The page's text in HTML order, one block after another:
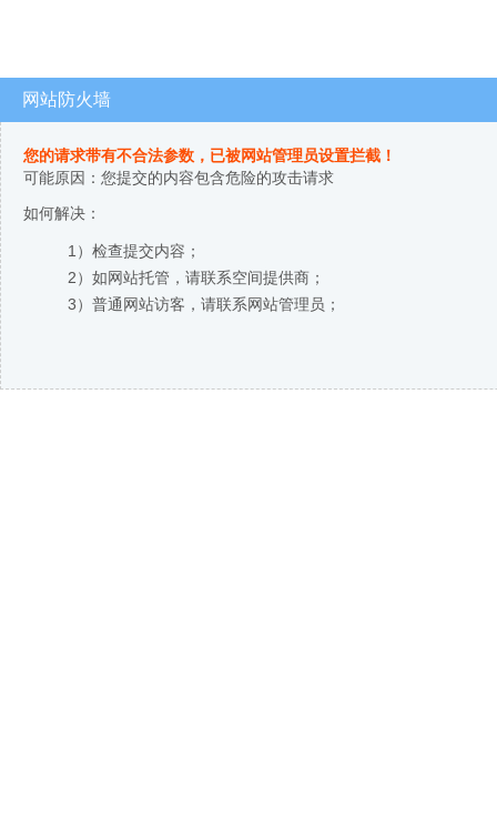
网站防火墙
您的请求带有不合法参数，已被网站管理员设置拦截！
可能原因：您提交的内容包含危险的攻击请求
如何解决：
1）检查提交内容；
2）如网站托管，请联系空间提供商；
3）普通网站访客，请联系网站管理员；